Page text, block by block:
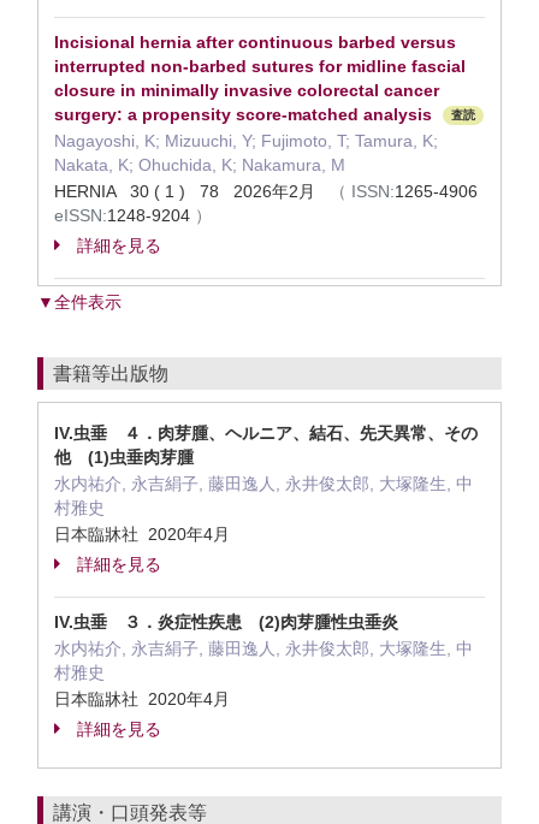
Incisional hernia after continuous barbed versus
interrupted non-barbed sutures for midline fascial
closure in minimally invasive colorectal cancer
surgery: a propensity score-matched analysis
査読
Nagayoshi, K; Mizuuchi, Y; Fujimoto, T; Tamura, K;
Nakata, K; Ohuchida, K; Nakamura, M
HERNIA 30 ( 1 ) 78 2026年2月
（ ISSN:1265-4906
eISSN:1248-9204 ）
詳細を見る
▼全件表示
書籍等出版物
IV.虫垂 ４．肉芽腫、ヘルニア、結石、先天異常、その
他 (1)虫垂肉芽腫
水内祐介, 永吉絹子, 藤田逸人, 永井俊太郎, 大塚隆生, 中
村雅史
日本臨牀社 2020年4月
詳細を見る
IV.虫垂 ３．炎症性疾患 (2)肉芽腫性虫垂炎
水内祐介, 永吉絹子, 藤田逸人, 永井俊太郎, 大塚隆生, 中
村雅史
日本臨牀社 2020年4月
詳細を見る
講演・口頭発表等